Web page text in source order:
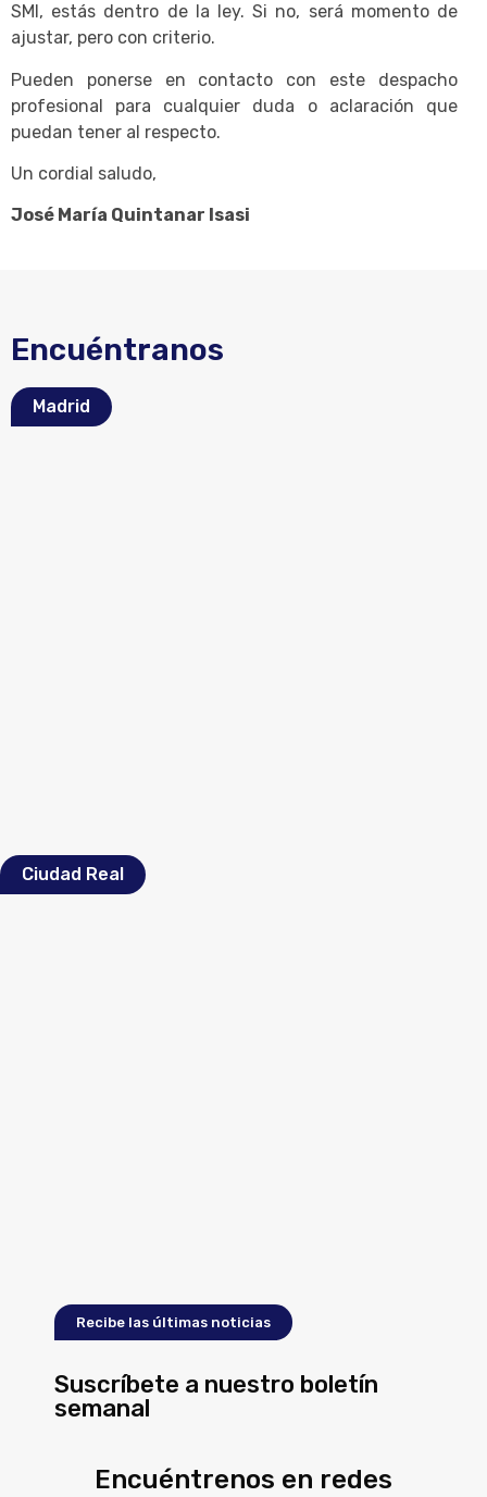
SMI, estás dentro de la ley. Si no, será momento de
ajustar, pero con criterio.
Pueden ponerse en contacto con este despacho
profesional para cualquier duda o aclaración que
puedan tener al respecto.
Un cordial saludo,
José María Quintanar Isasi
Encuéntranos
Madrid
Ciudad Real
Recibe las últimas noticias
Suscríbete a nuestro boletín
semanal
Encuéntrenos en redes